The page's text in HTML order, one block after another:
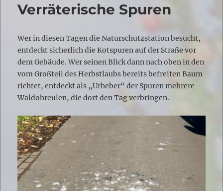
Verräterische Spuren
Wer in diesen Tagen die Naturschutzstation besucht,
entdeckt sicherlich die Kotspuren auf der Straße vor
dem Gebäude. Wer seinen Blick dann nach oben in den
vom Großteil des Herbstlaubs bereits befreiten Baum
richtet, entdeckt als „Urheber“ der Spuren mehrere
Waldohreulen, die dort den Tag verbringen.